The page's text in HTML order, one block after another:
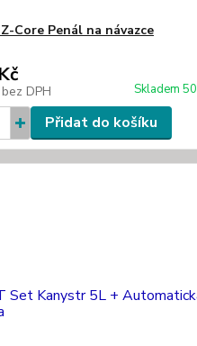
Core Penál na návazce
bez DPH Skladem 50
Přidat do košíku